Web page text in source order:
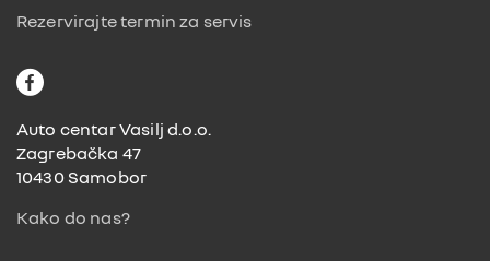
Rezervirajte termin za servis
F
c
e
b
o
Auto centar Vasilj d.o.o.
Zagrebačka 47
10430 Samobor
Kako do nas?